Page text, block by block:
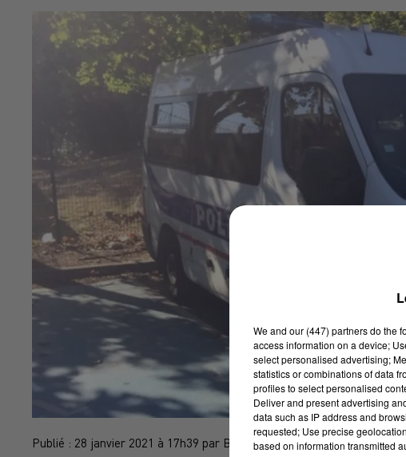
Publié : 28 janvier 2021 à 17h39 par Brice Vidal
We and our (447) partnersdo the
access information on a device;
select personalised advertising;
statistics or combinations of data
profiles to select personalised
Deliver and present advertising
data such as IP address and
requested; Use precise
based on information transmitted